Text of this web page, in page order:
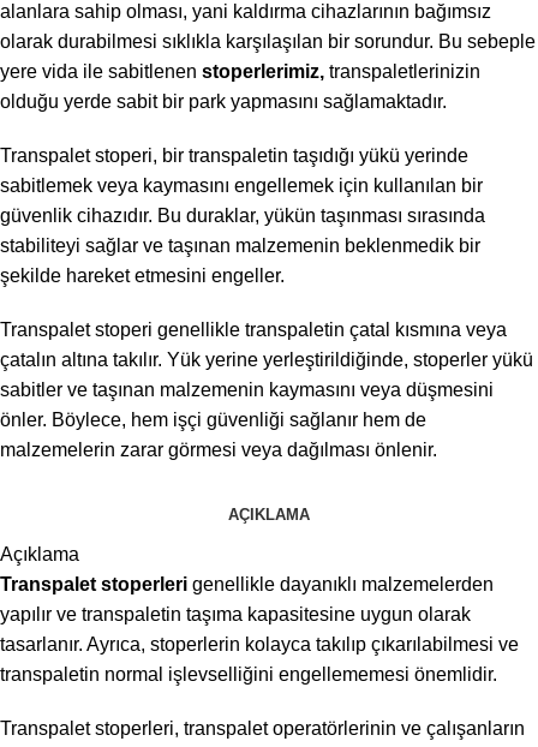
alanlara sahip olması, yani kaldırma cihazlarının bağımsız
olarak durabilmesi sıklıkla karşılaşılan bir sorundur. Bu sebeple
yere vida ile sabitlenen stoperlerimiz, transpaletlerinizin
olduğu yerde sabit bir park yapmasını sağlamaktadır.
Transpalet stoperi, bir transpaletin taşıdığı yükü yerinde
sabitlemek veya kaymasını engellemek için kullanılan bir
güvenlik cihazıdır. Bu duraklar, yükün taşınması sırasında
stabiliteyi sağlar ve taşınan malzemenin beklenmedik bir
şekilde hareket etmesini engeller.
Transpalet stoperi genellikle transpaletin çatal kısmına veya
çatalın altına takılır. Yük yerine yerleştirildiğinde, stoperler yükü
sabitler ve taşınan malzemenin kaymasını veya düşmesini
önler. Böylece, hem işçi güvenliği sağlanır hem de
malzemelerin zarar görmesi veya dağılması önlenir.
AÇIKLAMA
Açıklama
Transpalet stoperleri genellikle dayanıklı malzemelerden
yapılır ve transpaletin taşıma kapasitesine uygun olarak
tasarlanır. Ayrıca, stoperlerin kolayca takılıp çıkarılabilmesi ve
transpaletin normal işlevselliğini engellememesi önemlidir.
Transpalet stoperleri, transpalet operatörlerinin ve çalışanların